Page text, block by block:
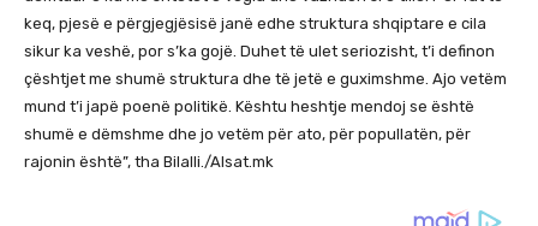
keq, pjesë e përgjegjësisë janë edhe struktura shqiptare e cila
sikur ka veshë, por s’ka gojë. Duhet të ulet seriozisht, t’i definon
çështjet me shumë struktura dhe të jetë e guximshme. Ajo vetëm
mund t’i japë poenë politikë. Kështu heshtje mendoj se është
shumë e dëmshme dhe jo vetëm për ato, për popullatën, për
rajonin është”, tha Bilalli./Alsat.mk